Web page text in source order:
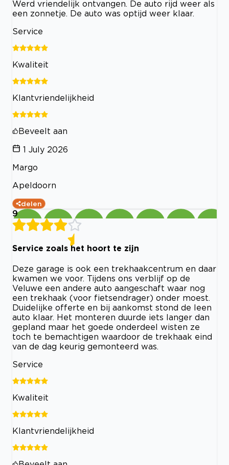
Werd vriendelijk ontvangen. De auto rijd weer als
een zonnetje. De auto was optijd weer klaar.
Service
Kwaliteit
Klantvriendelijkheid
Beveelt aan
1 July 2026
Margo
Apeldoorn
delen
9
Service zoals het hoort te zijn
Deze garage is ook een trekhaakcentrum en daar
kwamen we voor. Tijdens ons verblijf op de
Veluwe een andere auto aangeschaft waar nog
een trekhaak (voor fietsendrager) onder moest.
Duidelijke offerte en bij aankomst stond de leen
auto klaar. Het monteren duurde iets langer dan
gepland maar het goede onderdeel wisten ze
toch te bemachtigen waardoor de trekhaak eind
van de dag keurig gemonteerd was.
Service
Kwaliteit
Klantvriendelijkheid